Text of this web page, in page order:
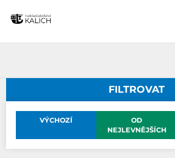
FILTROVAT
VÝCHOZÍ
OD
NEJLEVNĚJŠÍCH